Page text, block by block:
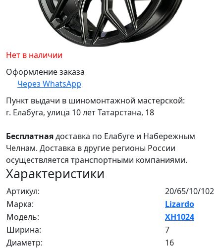
Нет в наличии
Оформление заказа
Через WhatsApp
Пункт выдачи в шиномонтажной мастерской:
г. Елабуга, улица 10 лет Татарстана, 18
Бесплатнаядоставка по Елабуге и Набережным
Челнам. Доставка в другие регионы России
осуществляется транспортными компаниями.
Характеристики
Артикул:
20/65/10/102
Марка:
Lizardo
Модель:
XH1024
Ширина:
7
Диаметр:
16